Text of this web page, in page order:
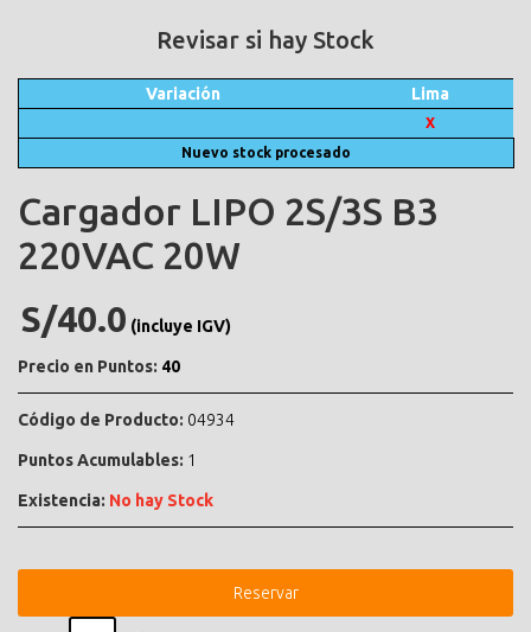
Revisar si hay Stock
Variación Lima
X
Nuevo stock procesado
Cargador LIPO 2S/3S B3
220VAC 20W
S/40.0 (incluye IGV)
Precio en Puntos: 40
Código de Producto: 04934
Puntos Acumulables: 1
Existencia: No hay Stock
Reservar